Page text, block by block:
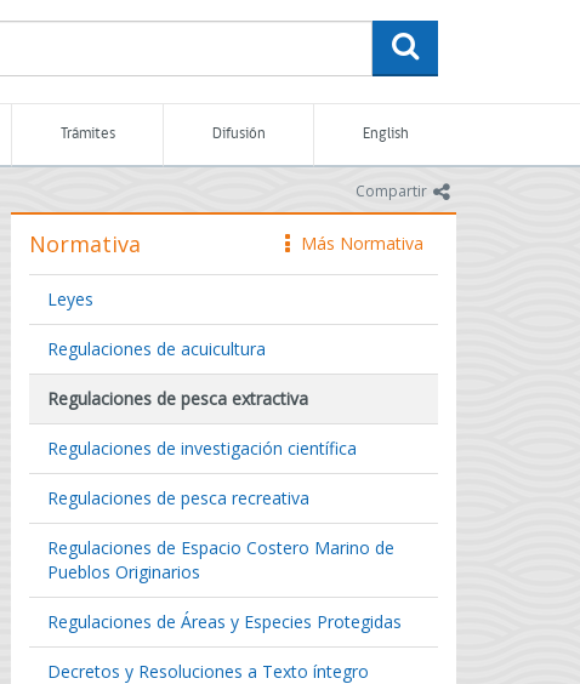
Trámites Difusión English
Compartir icono
icono
Más Normativa
Normativa
Leyes
Regulaciones de acuicultura
Regulaciones de pesca extractiva
Regulaciones de investigación científica
Regulaciones de pesca recreativa
Regulaciones de Espacio Costero Marino de
Pueblos Originarios
Regulaciones de Áreas y Especies Protegidas
Decretos y Resoluciones a Texto íntegro